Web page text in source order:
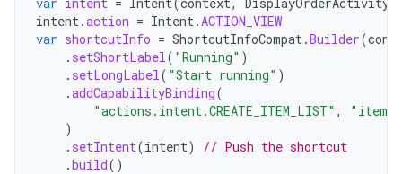
intent.action = Intent.ACTION_VIEW
var shortcutInfo = ShortcutInfoCompat.Builder(
. setShortLabel( "Running" )
. setLongLabel( "Start running" )
.addCapabilityBinding(
"actions.intent.CREATE_ITEM_LIST" ,
)
. setIntent(intent)
// Push the shortcut
.build()